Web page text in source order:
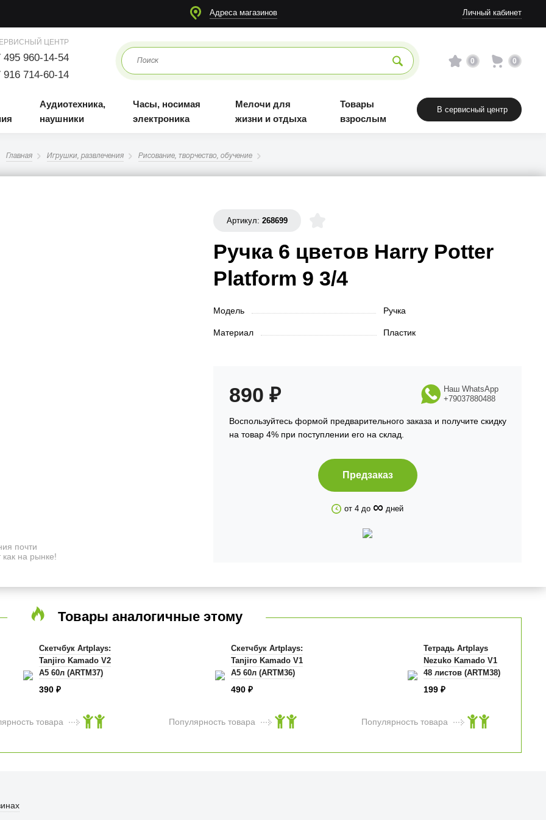
Адреса магазинов Личный кабинет
ЦЕНТР
495 960-14-54
916 714-60-14
0 0
Аудиотехника,
наушники
Часы, носимая
электроника
Мелочи для
жизни и отдыха
Товары
взрослым
В сервисный центр
Главная Игрушки, развлечения Рисование, творчество, обучение
Артикул:268699
Ручка 6 цветов Harry Potter
Platform 9 3/4
Модель Ручка
Материал Пластик
890 ₽
Воспользуйтесь формой предварительного заказа и получите скидку
на товар 4% при поступлении его на склад.
Наш WhatsApp
+79037880488
Предзаказ
от 4 до ∞ дней
почти
как на рынке!
Товары аналогичные этому
Скетчбук Artplays:
Tanjiro Kamado V2
А5 60л (ARTM37)
390 ₽
товара
Скетчбук Artplays:
Tanjiro Kamado V1
А5 60л (ARTM36)
490₽
Популярность товара
Тетрадь Artplays
Nezuko Kamado V1
48 листов (ARTM38)
199 ₽
Популярность товара